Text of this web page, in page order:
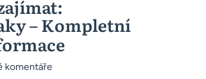
– Kompletní
komentáře